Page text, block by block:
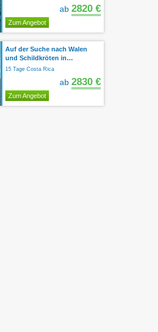
ab 2820 €
Zum Angebot
Auf der Suche nach Walen
und Schildkröten in…
15 Tage Costa Rica
ab 2830 €
Zum Angebot